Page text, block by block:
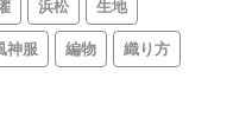
浜松 生地
神服 編物 織り方